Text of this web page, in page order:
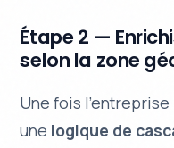
Étape 2 —
selon la zone
Une fois
une logique de